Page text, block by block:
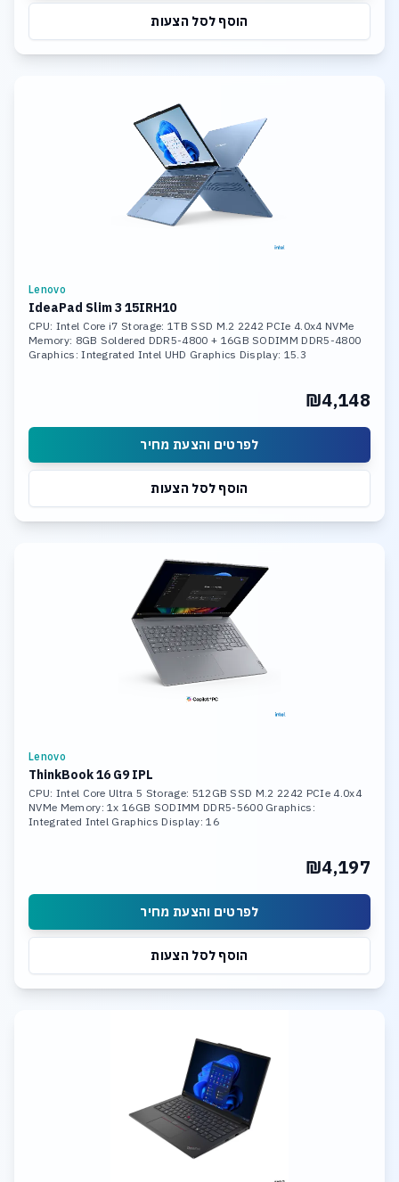
הוסף לסל הצעות
Lenovo
IdeaPad Slim 3 15IRH10
CPU: Intel Core i7 Storage: 1TB SSD M.2 2242 PCIe 4.0x4 NVMe
Memory: 8GB Soldered DDR5-4800 + 16GB SODIMM DDR5-4800
Graphics: Integrated Intel UHD Graphics Display: 15.3
₪4,148
לפרטים והצעת מחיר
הוסף לסל הצעות
Lenovo
ThinkBook 16 G9 IPL
CPU: Intel Core Ultra 5 Storage: 512GB SSD M.2 2242 PCIe 4.0x4
NVMe Memory: 1x 16GB SODIMM DDR5-5600 Graphics:
Integrated Intel Graphics Display: 16
₪4,197
לפרטים והצעת מחיר
הוסף לסל הצעות